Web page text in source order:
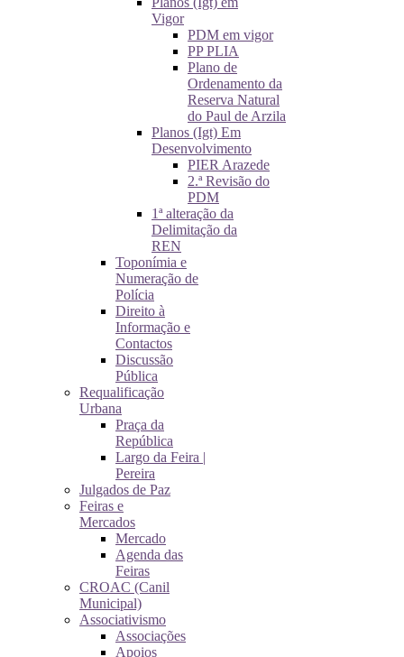
Vigor
PDM em vigor
PP PLIA
Plano de
Ordenamento da
Reserva Natural
do Paul de Arzila
Planos (Igt) Em
Desenvolvimento
PIER Arazede
2.ª Revisão do
PDM
1ª alteração da
Delimitação da
REN
Toponímia e
Numeração de
Polícia
Direito à
Informação e
Contactos
Discussão
Pública
Requalificação
Urbana
Praça da
República
Largo da Feira |
Pereira
Julgados de Paz
Feiras e
Mercados
Mercado
Agenda das
Feiras
CROAC (Canil
Municipal)
Associativismo
Associações
Apoios